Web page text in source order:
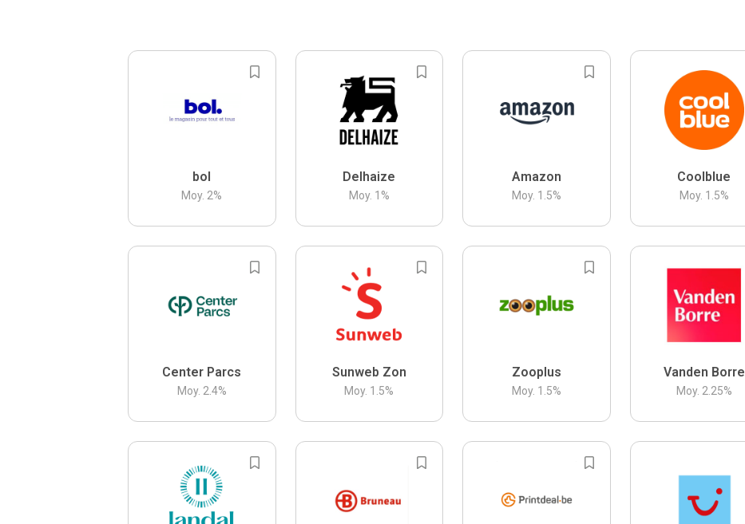
bol
Moy. 2%
Delhaize
Moy. 1 %
Amazon
Moy. 1.5%
Coolblue
Moy. 1.5%
Center Parcs
Moy. 2.4%
Sunweb Zon
Moy. 1.5%
Zooplus
Moy. 1.5%
Vanden Borre
Moy. 2.25%